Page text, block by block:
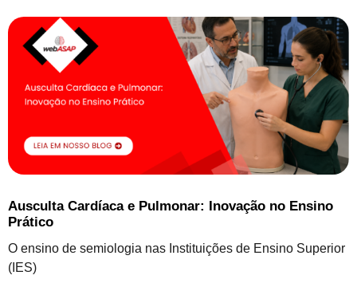
Ausculta Cardíaca e Pulmonar: Inovação no Ensino
Prático
O ensino de semiologia nas Instituições de Ensino Superior
(IES)